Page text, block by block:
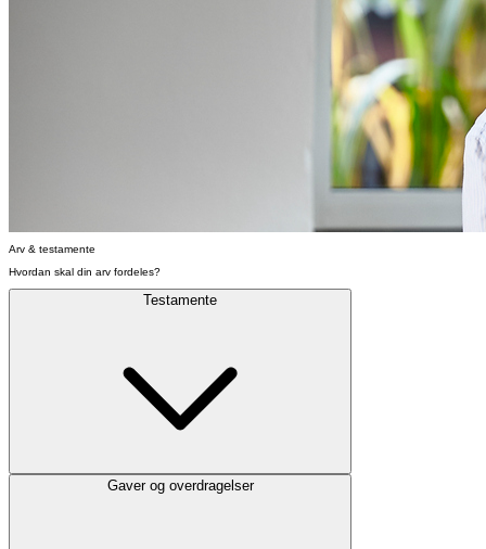
Arv & testamente
Hvordan skal din arv fordeles?
Testamente
Gaver og overdragelser